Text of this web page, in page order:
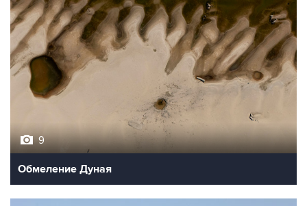
9
Обмеление Дуная